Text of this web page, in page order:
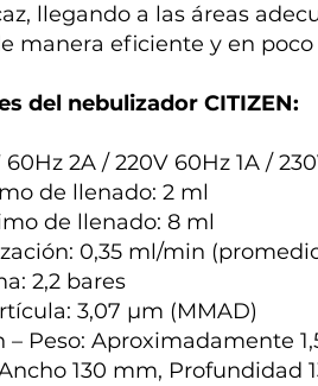
llegando a las áreas
manera eficiente y en
del nebulizador CITIZEN:
2A / 220V 60Hz 1A /
de llenado: 2 ml
de llenado: 8 ml
0,35 ml/min
2,2 bares
3,07 µm (MMAD)
– Peso: Aproximadamente
130 mm, Profundidad